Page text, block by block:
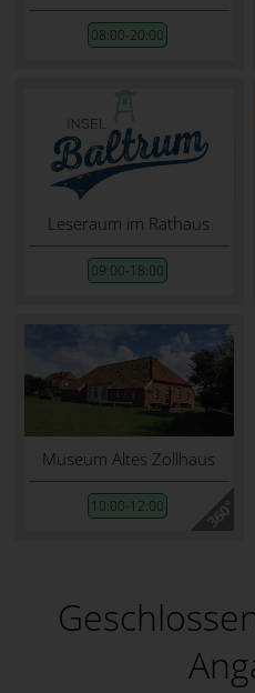
08:00-20:00
Leseraum im Rathaus
09:00-18:00
Museum Altes Zollhaus
10:00-12:00